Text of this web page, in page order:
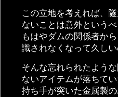
この立地を考えれば、
ないことは意外というべ
もはやダムの関係者か
識されなくなって久しい
そんな忘れられたよう
ないアイテムが落ちてい
持ち手が突いた金属製